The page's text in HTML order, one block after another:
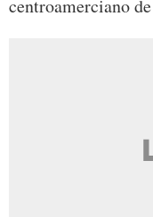
centroamerciano